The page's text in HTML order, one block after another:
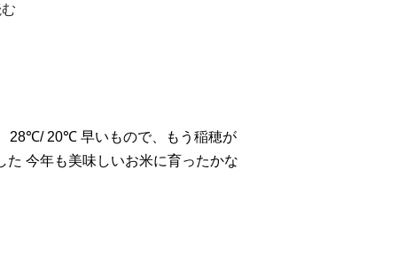
20℃ 早いもので、もう稲穂が
た 今年も美味しいお米に育ったかな